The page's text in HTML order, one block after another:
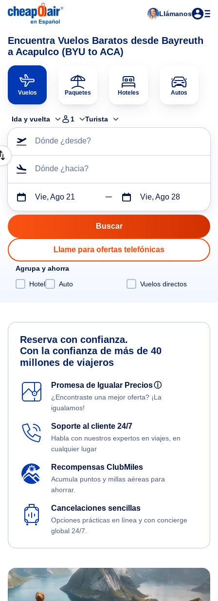
Llámanos
Encuentra Vuelos Baratos desde Bayreuth
a Acapulco (BYU to ACA)
Vuelos Paquetes Hoteles Autos
Ida y vuelta 1 Turista
Dónde ¿desde?
Dónde ¿hacia?
Vie, Ago 21 Vie, Ago 28
Llame para ofertas telefónicas
Agrupa y ahorra
Hotel
Auto Vuelos directos
Reserva con confianza.
Con la confianza de más de 40
millones de viajeros
Promesa de Igualar Preciosⓘ
¿Encontraste una mejor oferta? ¡La
igualamos!
Soporte al cliente 24/7
Habla con nuestros expertos en viajes, en
cualquier lugar
Recompensas ClubMiles
Acumula puntos y millas aéreas para
ahorrar.
Cancelaciones sencillas
Opciones prácticas en línea y con concierge
global 24/7.